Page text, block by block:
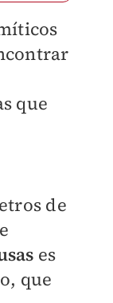
que
de
es
que